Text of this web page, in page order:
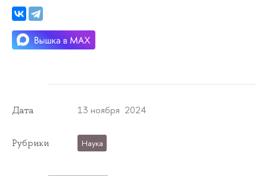
Дата 13 ноября 2024
Рубрики Наука